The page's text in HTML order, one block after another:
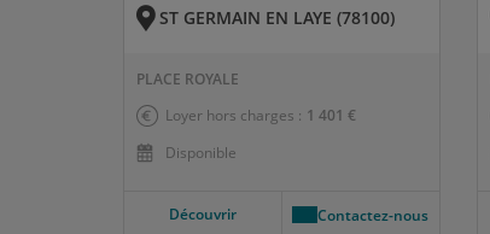
ST GERMAIN EN LAYE (78100)
PLACE ROYALE
Loyer hors charges : 1 401 €
Disponible
Découvrir Contactez-nous